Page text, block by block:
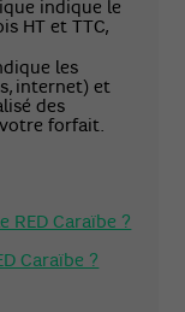
indique le
HT et TTC,
les
internet) et
des
forfait.
Caraïbe ?
Caraïbe ?